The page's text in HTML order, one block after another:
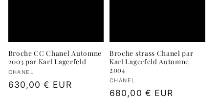
Broche CC Chanel Automne
2003 par Karl Lagerfeld
Fournisseur :
CHANEL
Prix
630,00 € EUR
Broche strass Chanel par
Karl Lagerfeld Automne
2004
Fournisseur :
CHANEL
Prix
680,00 € EUR